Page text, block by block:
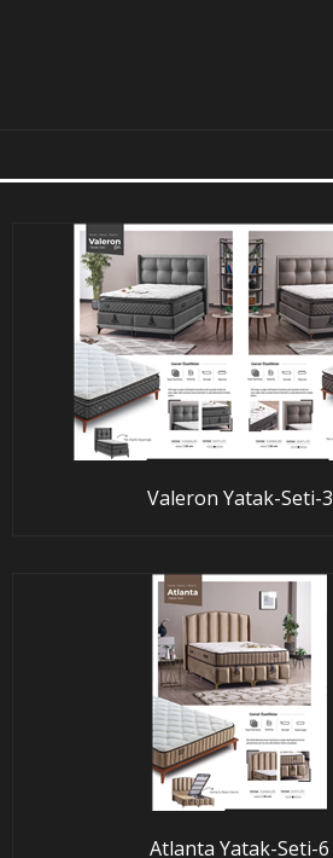
Valeron Yatak-Seti-3
Atlanta Yatak-Seti-6